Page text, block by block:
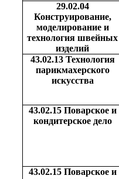
29.02.04
Конструирование,
моделирование и
технология швейных
изделий
43.02.13 Технология
парикмахерского
искусства
43.02.15 Поварское и
кондитерское дело
43.02.15 Поварское и